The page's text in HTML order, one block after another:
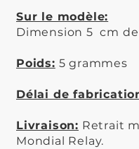
Sur le modèle:
Dimension 5 cm
Poids: 5 grammes
Délai de
Livraison: Retrait
Mondial Relay.